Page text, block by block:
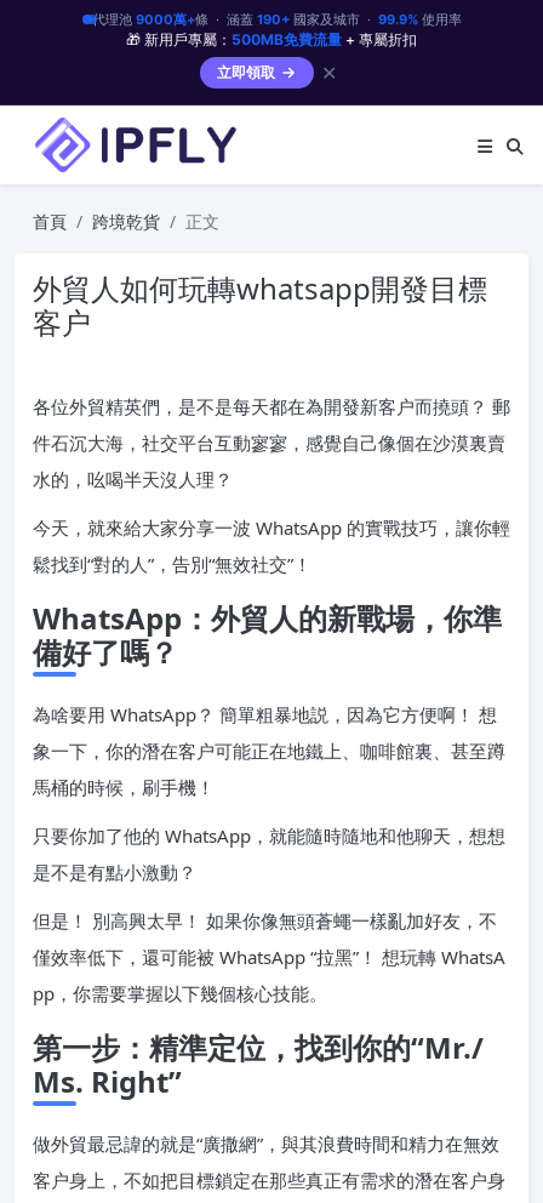
代理池 9000萬+條 · 涵蓋 190+國家及城市 · 99.9%使用率
🎁 新用戶專屬： 500MB免費流量 + 專屬折扣
立即領取
✕
首頁 跨境乾貨 正文
外貿人如何玩轉whatsapp開發目標
客户
各位外貿精英們，是不是每天都在為開發新客户而撓頭？ 郵
件石沉大海，社交平台互動寥寥，感覺自己像個在沙漠裏賣
水的，吆喝半天沒人理？
今天，就來給大家分享一波 WhatsApp 的實戰技巧，讓你輕
鬆找到“對的人”，告別“無效社交”！
WhatsApp：外貿人的新戰場，你準
備好了嗎？
為啥要用 WhatsApp？ 簡單粗暴地説，因為它方便啊！ 想
象一下，你的潛在客户可能正在地鐵上、咖啡館裏、甚至蹲
馬桶的時候，刷手機！
只要你加了他的 WhatsApp，就能隨時隨地和他聊天，想想
是不是有點小激動？
但是！ 別高興太早！ 如果你像無頭蒼蠅一樣亂加好友，不
僅效率低下，還可能被 WhatsApp “拉黑”！ 想玩轉 WhatsA
pp，你需要掌握以下幾個核心技能。
第一步：精準定位，找到你的“Mr./
Ms. Right”
做外貿最忌諱的就是“廣撒網”，與其浪費時間和精力在無效
客户身上，不如把目標鎖定在那些真正有需求的潛在客户身